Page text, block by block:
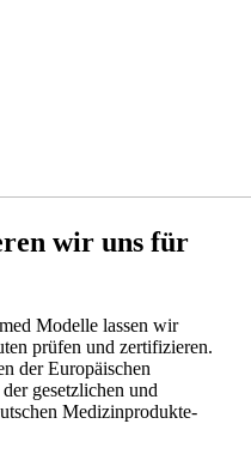
wir uns für
Modelle lassen wir
prüfen und zertifizieren.
der Europäischen
gesetzlichen und
Medizinprodukte-